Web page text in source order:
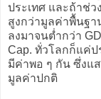
ประเทศ และถ้าช่ว
สูงกว่ามูลค่าพื้นฐ
ลงมาจนต่ำกว่า
Cap. ทั่วโลกก็แค่ป
มีค่าพอ ๆ กัน ซึ่งแ
มูลค่าปกติ